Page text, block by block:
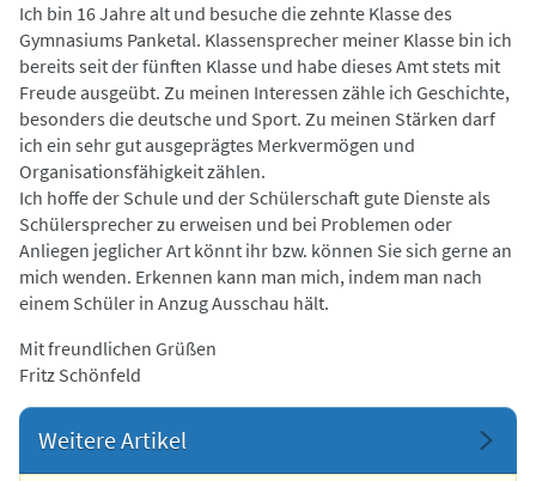
Ich bin 16 Jahre alt und besuche die zehnte Klasse des
Gymnasiums Panketal. Klassensprecher meiner Klasse bin ich
bereits seit der fünften Klasse und habe dieses Amt stets mit
Freude ausgeübt. Zu meinen Interessen zähle ich Geschichte,
besonders die deutsche und Sport. Zu meinen Stärken darf
ich ein sehr gut ausgeprägtes Merkvermögen und
Organisationsfähigkeit zählen.
Ich hoffe der Schule und der Schülerschaft gute Dienste als
Schülersprecher zu erweisen und bei Problemen oder
Anliegen jeglicher Art könnt ihr bzw. können Sie sich gerne an
mich wenden. Erkennen kann man mich, indem man nach
einem Schüler in Anzug Ausschau hält.
Mit freundlichen Grüßen
Fritz Schönfeld
Weitere Artikel